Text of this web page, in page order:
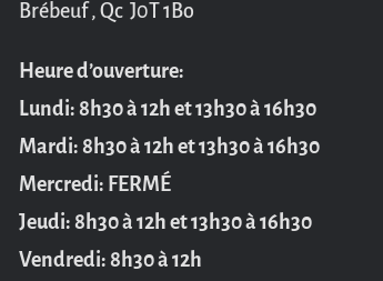
Brébeuf , Qc J0T 1Bo
Heure d’ouverture:
Lundi: 8h30 à 12h et 13h30 à 16h30
Mardi: 8h30 à 12h et 13h30 à 16h30
Mercredi: FERMÉ
Jeudi: 8h30 à 12h et 13h30 à 16h30
Vendredi: 8h30 à 12h